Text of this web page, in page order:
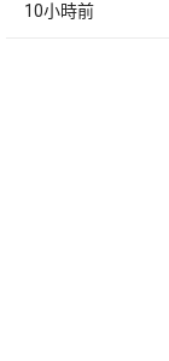
10小時前